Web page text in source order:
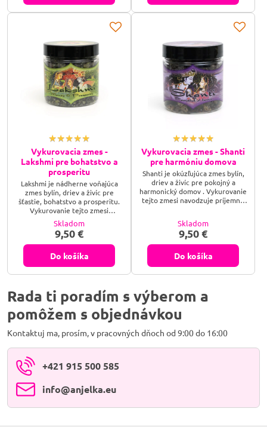
éterických olejov. 100 % príroda!
Vykurovacia zmes -
Lakshmi pre bohatstvo a
prosperitu
Lakshmi je nádherne voňajúca
zmes bylín, driev a živíc pre
šťastie, bohatstvo a prosperitu.
Vykurovanie tejto zmesi
navodzuje príjemnú náladu a
pozitívnu energiu, vďaka ktorým
je možné robiť zásadné
rozhodnutie pre privedenie
prosperity a časti i peňazí do
vášho života. Lakhsmi je meno
indickej bohyne, ktorá je bohyňa
bohatstva. Šťastie a bohatstvo
však...
Skladom
9,50 €
Do košíka
Vykurovacia zmes - Shanti
pre harmóniu domova
Shanti je okúzľujúca zmes bylín,
driev a živíc pre pokojný a
harmonický domov . Vykurovanie
tejto zmesi navodzuje príjemnú
pozitívnej energie. Vykurovanie
tejto zmesi napomáha príjemnej
a bezstarostnej relaxácii a
celkovému uvoľneniu. Shanti je,
dá sa povedať, veľmi „pohodová“
Skladom
9,50 €
Do košíka
Rada ti poradím s výberom a
pomôžem s objednávkou
Kontaktuj ma, prosím, v pracovných dňoch od 9:00 do 16:00
+421 915 500 585
info​@anjelka​.eu